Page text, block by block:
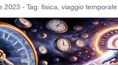
2023 - Tag: fisica viaggio temporale